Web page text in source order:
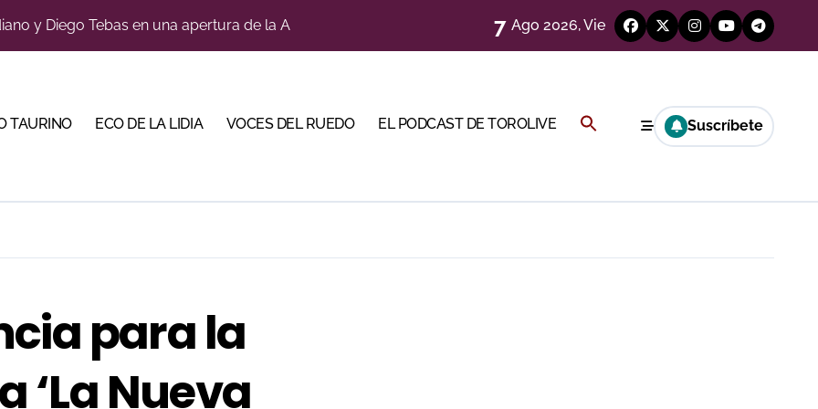
la corrida de seis rejoneadores en El Puerto de Santa María esta noche
con alicientes y marcado acento torista
su temporada de figura y el palco niega el premio a Roca Rey
Real y abre la Puerta Grande en El Puerto
7 Ago 2026, Vie
TAURINO ECO DE LA LIDIA VOCES DEL RUEDO EL PODCAST DE TOROLIVE Buscar: Suscríbete
para la
Nueva